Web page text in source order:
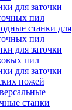
для заточки
пил
станки для
пил
для заточки
пил
для заточки
ножей
станки